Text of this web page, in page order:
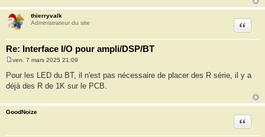
thierryvalk
Administrateur du site
Re: Interface I/O pour ampli/DSP/BT
Citation
s
s
e
ven. 7 mars 2025 21:09
Pour les LED du BT, il n'est pas nécessaire de placer des R série, il y a
déjà des R de 1K sur le PCB.
GoodNoize
Citation